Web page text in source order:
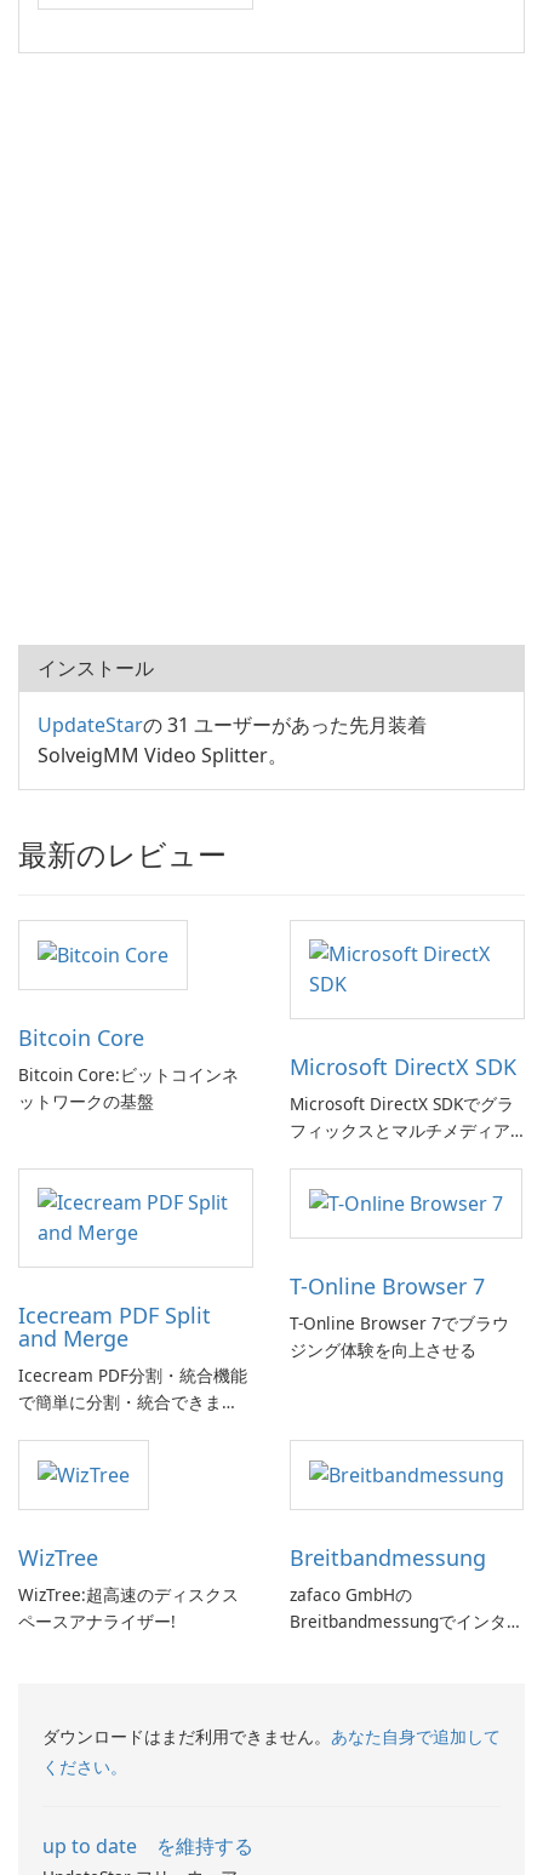
インストール
UpdateStarの 31 ユーザーがあった先月装着
SolveigMM Video Splitter。
最新のレビュー
Bitcoin Core
Bitcoin Core:ビットコインネ
ットワークの基盤
Microsoft DirectX SDK
Microsoft DirectX SDKでグラ
フィックスとマルチメディア
Icecream PDF Split
and Merge
Icecream PDF分割・統合機能
で簡単に分割・統合できま
T-Online Browser 7
T-Online Browser 7でブラウ
ジング体験を向上させる
WizTree
WizTree:超高速のディスクス
ペースアナライザー!
Breitbandmessung
zafaco GmbHの
Breitbandmessungでインター
ダウンロードはまだ利用できません。 あなた自身で追加して
ください。
up to date を維持する